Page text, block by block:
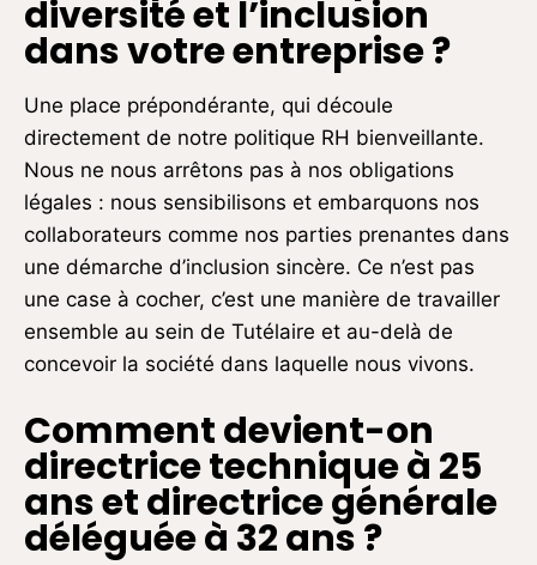
diversité et l’inclusion
dans votre entreprise ?
Une place prépondérante, qui découle
directement de notre politique RH bienveillante.
Nous ne nous arrêtons pas à nos obligations
légales : nous sensibilisons et embarquons nos
collaborateurs comme nos parties prenantes dans
une démarche d’inclusion sincère. Ce n’est pas
une case à cocher, c’est une manière de travailler
ensemble au sein de Tutélaire et au-delà de
concevoir la société dans laquelle nous vivons.
Comment devient-on
directrice technique à 25
ans et directrice générale
déléguée à 32 ans ?